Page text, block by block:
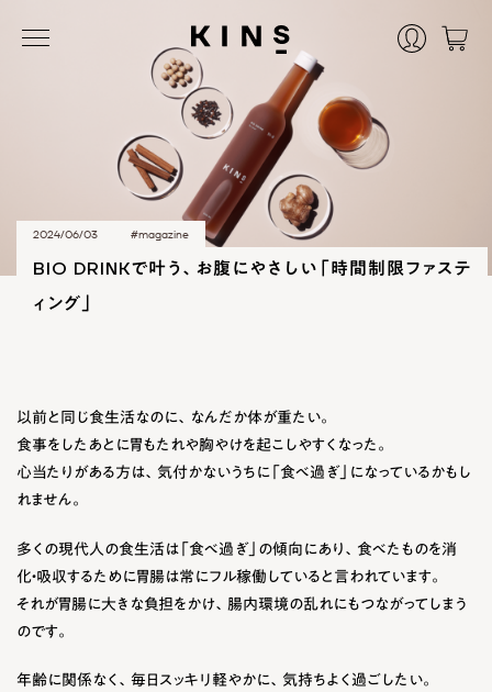
2024/06/03 #magazine
BIO DRINKで叶う、お腹にやさしい「時間制限ファステ
ィング」
以前と同じ食生活なのに、なんだか体が重たい。
食事をしたあとに胃もたれや胸やけを起こしやすくなった。
心当たりがある方は、気付かないうちに「食べ過ぎ」になっているかもし
れません。
多くの現代人の食生活は「食べ過ぎ」の傾向にあり、食べたものを消
化・吸収するために胃腸は常にフル稼働していると言われています。
それが胃腸に大きな負担をかけ、腸内環境の乱れにもつながってしまう
のです。
年齢に関係なく、毎日スッキリ軽やかに、気持ちよく過ごしたい。